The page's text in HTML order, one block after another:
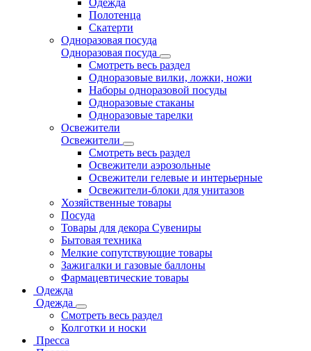
Одежда
Полотенца
Скатерти
Одноразовая посуда
Одноразовая посуда
Смотреть весь раздел
Одноразовые вилки, ложки, ножи
Наборы одноразовой посуды
Одноразовые стаканы
Одноразовые тарелки
Освежители
Освежители
Смотреть весь раздел
Освежители аэрозольные
Освежители гелевые и интерьерные
Освежители-блоки для унитазов
Хозяйственные товары
Посуда
Товары для декора Сувениры
Бытовая техника
Мелкие сопутствующие товары
Зажигалки и газовые баллоны
Фармацевтические товары
Одежда
Одежда
Смотреть весь раздел
Колготки и носки
Пресса